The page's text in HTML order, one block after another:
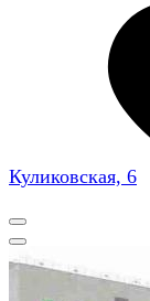
Куликовская, 6